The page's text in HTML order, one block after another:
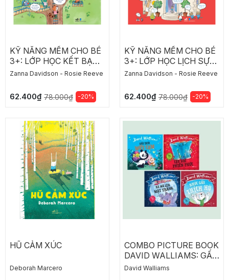
KỸ NĂNG MỀM CHO BÉ
3+: LỚP HỌC KẾT BẠN
CỦA CÔ MOLLYZanna Davidson - Rosie Reeve
62.400₫ 78.000₫ -20%
KỸ NĂNG MỀM CHO BÉ
3+: LỚP HỌC LỊCH SỰ
CỦA CÔ MOLLYZanna Davidson - Rosie Reeve
62.400₫ 78.000₫ -20%
HŨ CẢM XÚC
Deborah Marcero
COMBO PICTURE BOOK
DAVID WALLIAMS: GẤU
TRÚC MÚT CAM - CẬU
David Walliams